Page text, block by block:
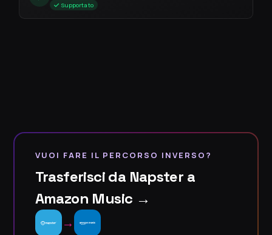
Supportato
VUOI FARE IL PERCORSO INVERSO?
Trasferisci da Napster a
Amazon Music →
→